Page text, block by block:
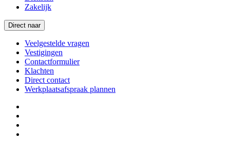
Zakelijk
Direct naar
Veelgestelde vragen
Vestigingen
Contactformulier
Klachten
Direct contact
Werkplaatsafspraak plannen